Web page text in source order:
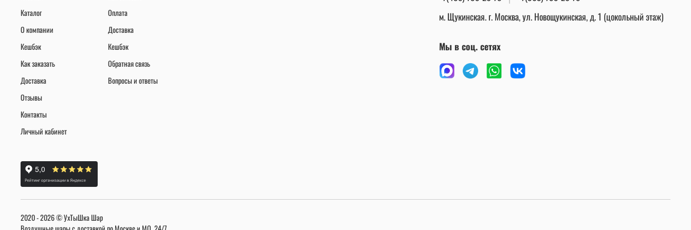
Каталог
О компании
Кешбэк
Как заказать
Доставка
Отзывы
Контакты
Личный кабинет
Оплата
Доставка
Кешбэк
Обратная связь
Вопросы и ответы
м. Щукинская. г. Москва, ул. Новощукинская, д. 1 (цокольный этаж)
Мы в соц. сетях
2020 - 2026 © УхТыШка Шар